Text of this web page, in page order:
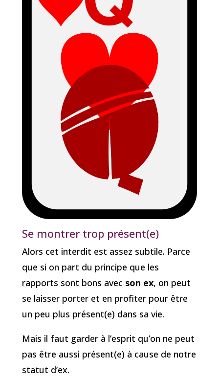
Se montrer trop présent(e)
Alors cet interdit est assez subtile. Parce
que si on part du principe que les
rapports sont bons avec son ex, on peut
se laisser porter et en profiter pour être
un peu plus présent(e) dans sa vie.
Mais il faut garder à l’esprit qu’on ne peut
pas être aussi présent(e) à cause de notre
statut d’ex.